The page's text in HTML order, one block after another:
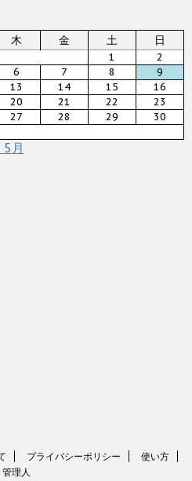
木 金 土 日
1
2
6 7 8
9
13 14 15
16
20 21 22
23
27 28 29
30
5月
プライバシーポリシー
使い方
管理人